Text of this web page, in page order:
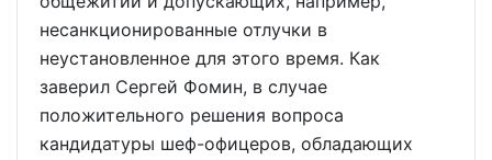
несанкционированные отлучки в
неустановленное для этого время. Как
заверил Сергей Фомин, в случае
положительного решения вопроса
кандидатуры шеф-офицеров, обладающих